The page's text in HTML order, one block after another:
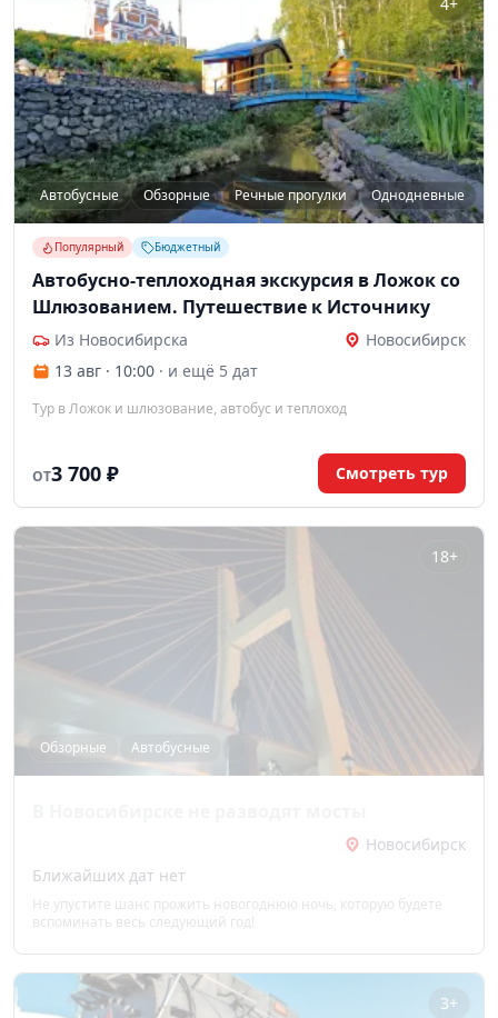
Автобусные Обзорные Речные прогулки Однодневные
Популярный Бюджетный
Автобусно-теплоходная экскурсия в Ложок со
Шлюзованием. Путешествие к Источнику
Из Новосибирска
Новосибирск
13 авг · 10:00 · и ещё 5 дат
Тур в Ложок и шлюзование, автобус и теплоход
ОТ3 700 ₽ Смотреть тур
18+
Обзорные Автобусные
Новосибирск
Ближайших дат нет
Не упустите шанс прожить новогоднюю ночь, которую будете
вспоминать весь следующий год!
3+